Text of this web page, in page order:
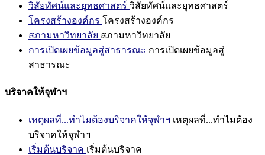
วิสัยทัศน์และยุทธศาสตร์ วิสัยทัศน์และยุทธศาสตร์
โครงสร้างองค์กร โครงสร้างองค์กร
สภามหาวิทยาลัย สภามหาวิทยาลัย
การเปิดเผยข้อมูลสู่สาธารณะ การเปิดเผยข้อมูลสู่
สาธารณะ
บริจาคให้จุฬาฯ
เหตุผลที่...ทำไมต้องบริจาคให้จุฬาฯ เหตุผลที่...ทำไมต้อง
บริจาคให้จุฬาฯ
เริ่มต้นบริจาค เริ่มต้นบริจาค